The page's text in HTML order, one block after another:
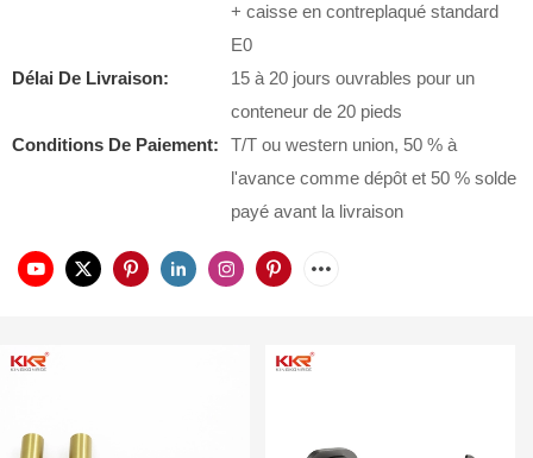
+ caisse en contreplaqué standard
E0
Délai De Livraison:
15 à 20 jours ouvrables pour un
conteneur de 20 pieds
Conditions De Paiement:
T/T ou western union, 50 % à
l'avance comme dépôt et 50 % solde
payé avant la livraison